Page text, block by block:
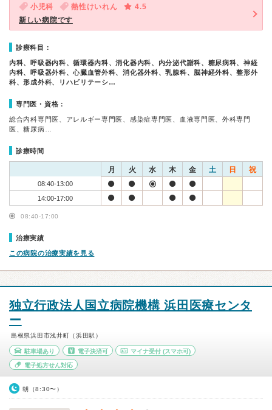
小児科 熱性けいれん
4.5
新しい病院です
診療科目：
内科、呼吸器内科、循環器内科、消化器内科、内分泌代謝科、糖尿病科、神経
内科、呼吸器外科、心臓血管外科、消化器外科、乳腺科、脳神経外科、整形外
科、形成外科、リハビリテーシ…
専門医・資格：
総合内科専門医、アレルギー専門医、感染症専門医、血液専門医、外科専門
医、糖尿病…
診療時間
月 火 水 木 金 土 日 祝
08:40-13:00
14:00-17:00
08:40-17:00
治療実績
この病院の治療実績を見る
独立行政法人国立病院機構 浜田医療センタ
ー
島根県浜田市浅井町（浜田駅）
駐車場あり 電子決済可 マイナ受付 (スマホ可)
電子処方せん対応
朝（8:30〜）